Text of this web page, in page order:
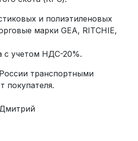
и полиэтиленовых
марки GEA, RITCHIE,
с учетом НДС-20%.
транспортными
покупателя.